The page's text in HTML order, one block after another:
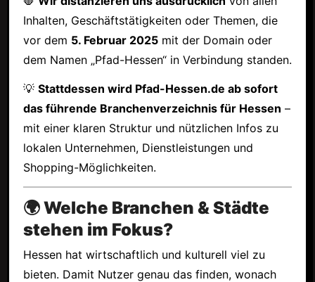
Inhalten, Geschäftstätigkeiten oder Themen, die
vor dem 5. Februar 2025mit der Domain oder
dem Namen „Pfad-Hessen“ in Verbindung standen.
💡 Stattdessen wird Pfad-Hessen.de ab sofort
das führende Branchenverzeichnis für Hessen –
mit einer klaren Struktur und nützlichen Infos zu
lokalen Unternehmen, Dienstleistungen und
Shopping-Möglichkeiten.
🌍 Welche Branchen & Städte
stehen im Fokus?
Hessen hat wirtschaftlich und kulturell viel zu
bieten. Damit Nutzer genau das finden, wonach